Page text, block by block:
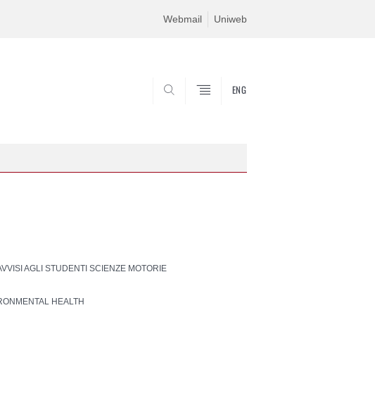
Webmail Uniweb
ENG
AGLI STUDENTI SCIENZE MOTORIE
HEALTH